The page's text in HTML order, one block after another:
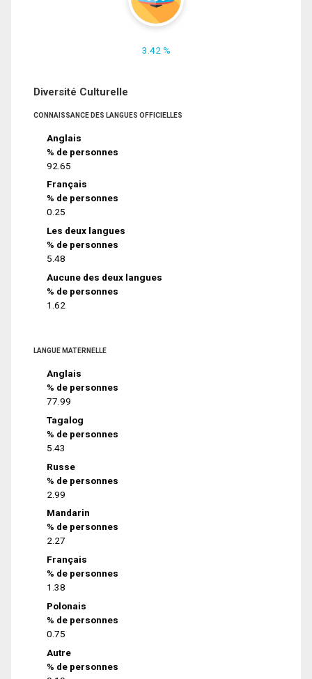
3.42 %
Diversité Culturelle
CONNAISSANCE DES LANGUES OFFICIELLES
Anglais
% de personnes
92.65
Français
% de personnes
0.25
Les deux langues
% de personnes
5.48
Aucune des deux langues
% de personnes
1.62
LANGUE MATERNELLE
Anglais
% de personnes
77.99
Tagalog
% de personnes
5.43
Russe
% de personnes
2.99
Mandarin
% de personnes
2.27
Français
% de personnes
1.38
Polonais
% de personnes
0.75
Autre
% de personnes